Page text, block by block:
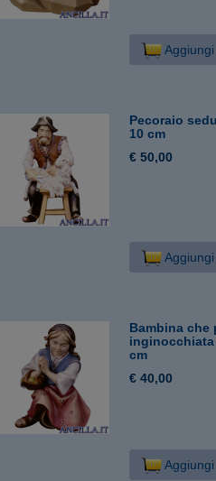
Aggiungi
Pecoraio
10 cm
€ 50,00
Aggiungi
Bambina che
inginocchiata
cm
€ 40,00
Aggiungi